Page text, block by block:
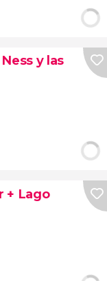
y las
+ Lago